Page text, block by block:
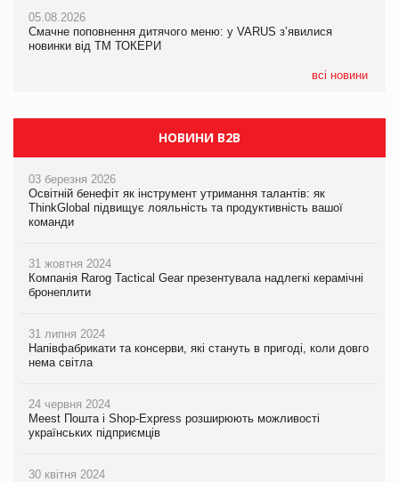
05.08.2026
Смачне поповнення дитячого меню: у VARUS з’явилися
новинки від ТМ ТОКЕРИ
всі новини
05.08.2026
Смачне поповнення дитячого меню: у VARUS з’явилися
новинки від ТМ ТОКЕРИ
НОВИНИ B2B
03 березня 2026
Освітній бенефіт як інструмент утримання талантів: як
ThinkGlobal підвищує лояльність та продуктивність вашої
команди
31 жовтня 2024
Компанія Rarog Tactical Gear презентувала надлегкі керамічні
бронеплити
31 липня 2024
Напівфабрикати та консерви, які стануть в пригоді, коли довго
нема світла
24 червня 2024
Meest Пошта і Shop-Express розширюють можливості
українських підприємців
30 квітня 2024